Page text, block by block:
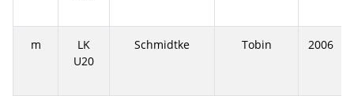
m
LK
U20
Schmidtke Tobin 2006